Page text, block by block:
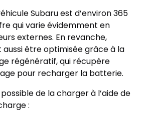
Subaru est d’environ 365
qui varie évidemment en
externes. En revanche,
aussi être optimisée grâce à la
régénératif, qui récupère
pour recharger la batterie.
de la charger à l’aide de
: